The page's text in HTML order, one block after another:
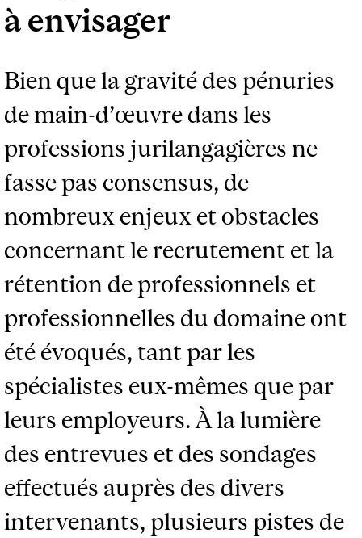
à envisager
Bien que la gravité des pénuries
de main-d’œuvre dans les
professions jurilangagières ne
fasse pas consensus, de
nombreux enjeux et obstacles
concernant le recrutement et la
rétention de professionnels et
professionnelles du domaine ont
été évoqués, tant par les
spécialistes eux-mêmes que par
leurs employeurs. À la lumière
des entrevues et des sondages
effectués auprès des divers
intervenants, plusieurs pistes de